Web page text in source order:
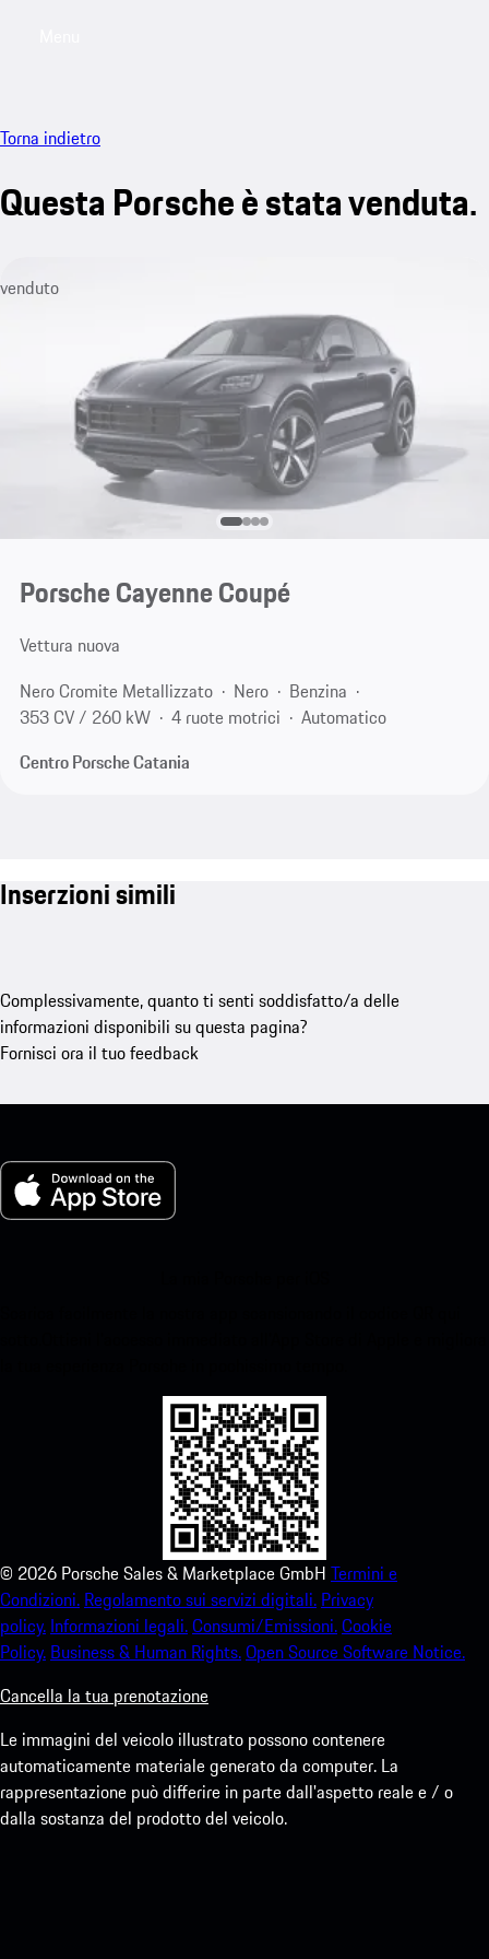
Torna indietro
Questa Porsche è stata venduta.
venduto
Porsche Cayenne Coupé
Vettura nuova
Nero Cromite Metallizzato
Nero
Benzina
353 CV / 260 kW
4 ruote motrici
Automatico
Centro Porsche Catania
Inserzioni simili
Complessivamente, quanto ti senti soddisfatto/a delle
informazioni disponibili su questa pagina?
Fornisci ora il tuo feedback
© 2026 Porsche Sales & Marketplace GmbH Termini e
Condizioni. Regolamento sui servizi digitali. Privacy
policy. Informazioni legali.Consumi/Emissioni.Cookie
Policy. Business & Human Rights.Open Source Software Notice.
Cancella la tua prenotazione
Le immagini del veicolo illustrato possono contenere
automaticamente materiale generato da computer. La
rappresentazione può differire in parte dall'aspetto reale e / o
dalla sostanza del prodotto del veicolo.